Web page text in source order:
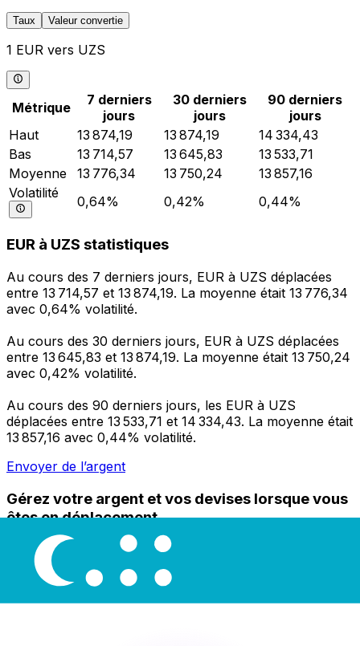
Taux Valeur convertie
1 EUR vers UZS
Métrique
7 derniers
jours
30 derniers
jours
90 derniers
jours
Haut
13 874,19 13 874,19
14 334,43
Bas
13 714,57 13 645,83
13 533,71
Moyenne
13 776,34 13 750,24
13 857,16
Volatilité
0,64% 0,42% 0,44%
EUR à UZS statistiques
Au cours des 7 derniers jours, EUR à UZS déplacées
entre 13 714,57 et 13 874,19. La moyenne était 13 776,34
avec 0,64% volatilité.
Au cours des 30 derniers jours, EUR à UZS déplacées
entre 13 645,83 et 13 874,19. La moyenne était 13 750,24
avec 0,42% volatilité.
Au cours des 90 derniers jours, les EUR à UZS
déplacées entre 13 533,71 et 14 334,43. La moyenne était
13 857,16 avec 0,44% volatilité.
Envoyer de l’argent
Gérez votre argent et vos devises lorsque vous
êtes en déplacement
L'application Xe réunit toutes les fonctionnalités
nécessaires pour vos transferts d'argent internationaux
et la gestion de vos devises. Convertissez des devises,